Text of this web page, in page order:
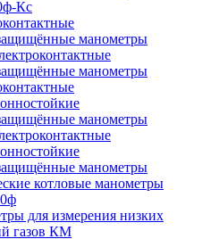
Кс
манометры
манометры
манометры
манометры
котловые манометры
для измерения низких
газов КМ